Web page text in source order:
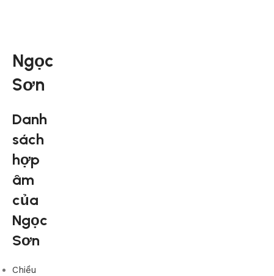
Ngọc
Sơn
Danh
sách
hợp
âm
của
Ngọc
Sơn
Chiều